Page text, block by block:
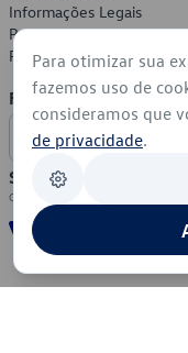
Informações Legais
Política de Privacidade
Política de Cookies
Formas de
Segurança
Para otimizar sua
fazemos uso de
consideramos que
de privacidade.